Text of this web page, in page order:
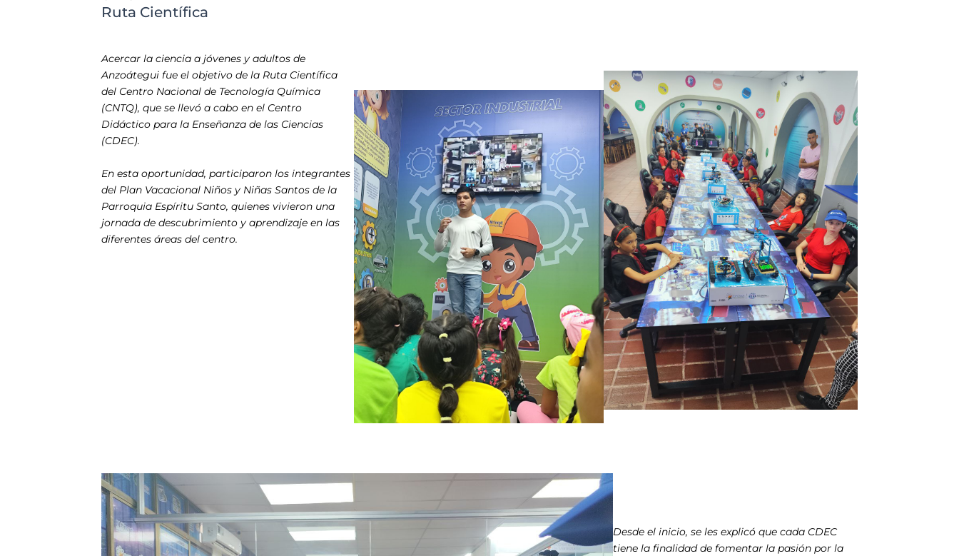
Ruta Científica
Acercar la ciencia a jóvenes y adultos de
Anzoátegui fue el objetivo de la Ruta Científica
del Centro Nacional de Tecnología Química
(CNTQ), que se llevó a cabo en el Centro
Didáctico para la Enseñanza de las Ciencias
(CDEC).
En esta oportunidad, participaron los integrantes
del Plan Vacacional Niños y Niñas Santos de la
Parroquia Espíritu Santo, quienes vivieron una
jornada de descubrimiento y aprendizaje en las
diferentes áreas del centro.
Desde el inicio, se les explicó que cada CDEC
tiene la finalidad de fomentar la pasión por la